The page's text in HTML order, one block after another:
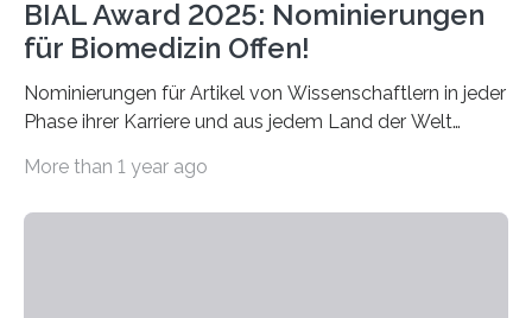
BIAL Award 2025: Nominierungen
für Biomedizin Offen!
Nominierungen für Artikel von Wissenschaftlern in jeder
Phase ihrer Karriere und aus jedem Land der Welt
Leben gerufen, um die bemerkenswertesten
More than 1 year ago